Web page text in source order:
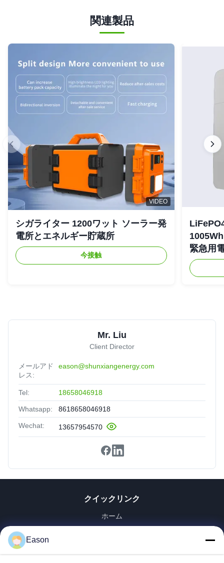
関連製品
VIDEO
シガライター 1200ワット ソーラー発
電所とエネルギー貯蔵所
今接触
緊急用
Mr. Liu
Client Director
メールアド
レス:
eason@shunxiangenergy.com
Tel: 18658046918
Whatsapp: 8618658046918
Wechat: 13657954570
クイックリンク
ホーム
Eason